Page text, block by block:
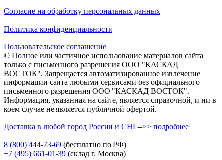
Согласие на обработку персональных данных
Политика конфиденциальности
Пользовательское соглашение
© Полное или частичное использование материалов сайта
только с письменного разрешения ООО "КАСКАД
ВОСТОК". Запрещается автоматизированное извлечение
информации сайта любыми сервисами без официального
письменного разрешения ООО "КАСКАД ВОСТОК".
Информация, указанная на сайте, является справочной, и ни в
коем случае не является публичной офертой.
Доставка в любой город России и СНГ-->> подробнее
8 (800) 444-73-69 (бесплатно по РФ)
+7 (495) 661-01-39 (склад г. Москва)